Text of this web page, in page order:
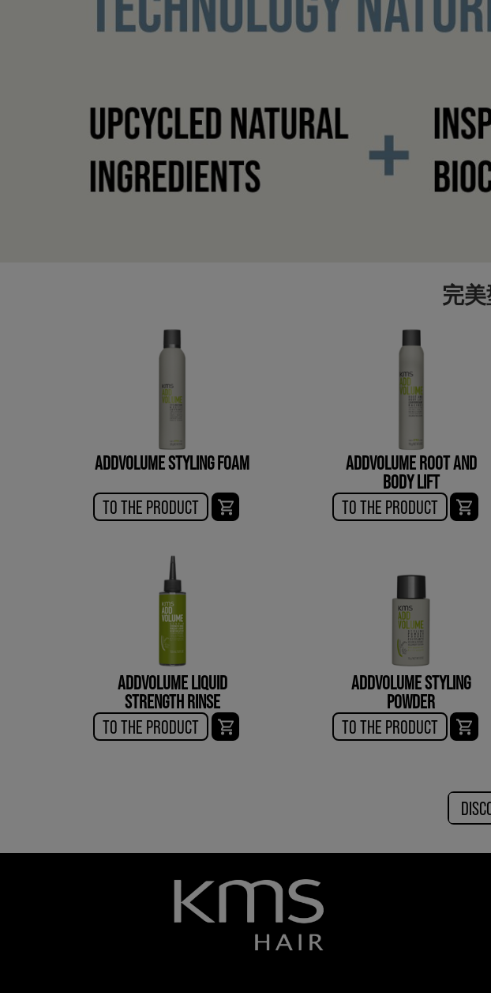
完
ADDVOLUME STYLING FOAM
TO THE PRODUCT
ADDVOLUME ROOT AND
BODY LIFT
TO THE PRODUCT
ADDVOLUME LIQUID
STRENGTH RINSE
TO THE PRODUCT
ADDVOLUME STYLING
POWDER
TO THE PRODUCT